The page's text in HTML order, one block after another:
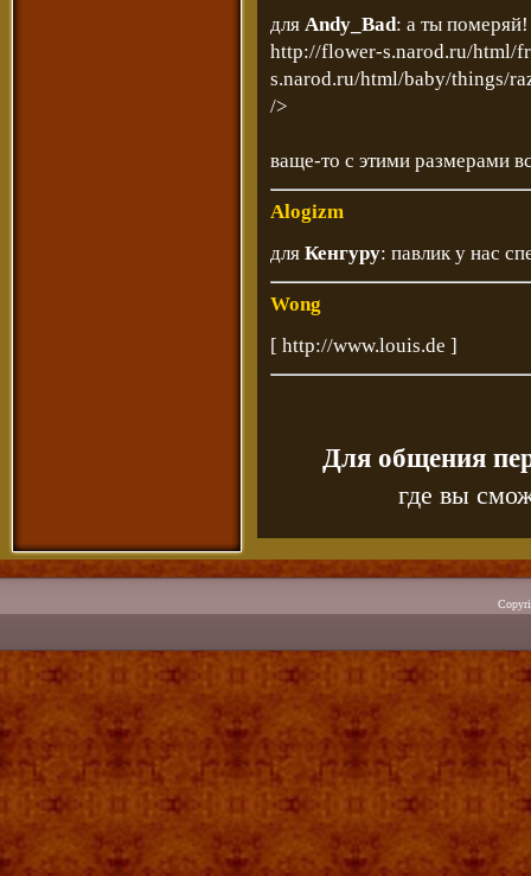
для Andy_Bad: а ты померяй!
http://flower-s.narod.ru/html/
s.narod.ru/html/baby/things/
/>
ваще-то с этими размерами
Alogizm
для Кенгуру: павлик у нас
Wong
[ http://www.louis.de ]
Для общения
где вы